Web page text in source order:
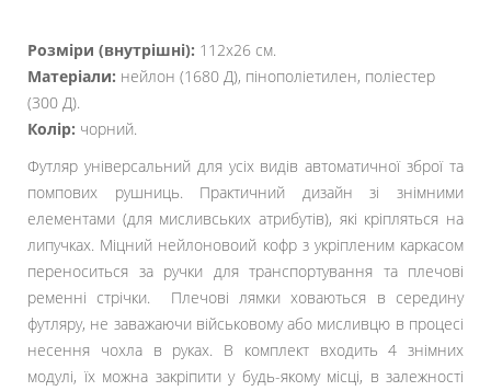
Розміри (внутрішні): 112х26 см.
Матеріали: нейлон (1680 Д), пінополіетилен, поліестер
(300 Д).
Колір: чорний.
Футляр універсальний для усіх видів автоматичної зброї та
помпових рушниць. Практичний дизайн зі знімними
елементами (для мисливських атрибутів), які кріпляться на
липучках. Міцний нейлоновоий кофр з укріпленим каркасом
переноситься за ручки для транспортування та плечові
ременні стрічки. Плечові лямки ховаються в середину
футляру, не заважаючи військовому або мисливцю в процесі
несення чохла в руках. В комплект входить 4 знімних
модулі, їх можна закріпити у будь-якому місці, в залежності